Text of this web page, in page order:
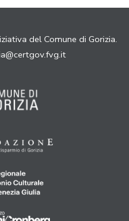
del Comune di Gorizia.